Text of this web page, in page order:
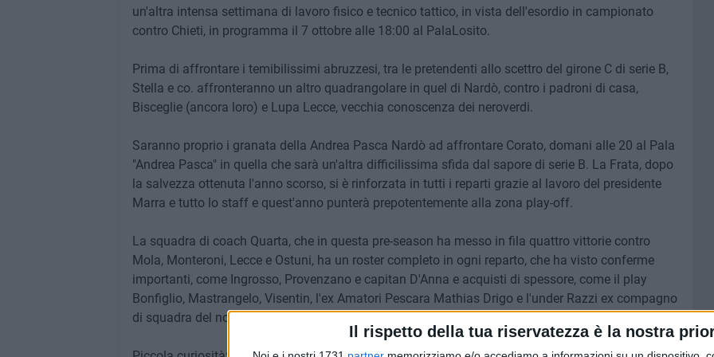
Il rispetto della tua riservatezza è la nostra
un'altra intensa settimana di lavoro fisico e tecnico tattico, in vista dell'esordio in campionato
contro Chieti, in programma il 7 ottobre alle 18:00 al PalaLosito.
Prima di affrontare i temibilissimi abruzzesi, tra le pretendenti allo scettro del girone C di serie B,
Stella e co. affronteranno un altro quadrangolare in quel di Nardò, contro i padroni di casa,
Bisceglie (ancora loro) e Lupa Lecce, vecchia conoscenza dei neroverdi.
Saranno proprio i granata della Andrea Pasca Nardò ad affrontare Corato, domani alle 20 al Pala
"Andrea Pasca" in quella che sarà un'altra difficilissima sfida dal sapore di serie B. La Frata, dopo
la salvezza ottenuta l'anno scorso, si è rinforzata in tutti i reparti grazie al lavoro del presidente
Marra e tutto lo staff e quest'anno punterà prepotentemente alla zona play-off.
La squadra di coach Quarta, che in questa pre-season ha messo in fila quattro vittorie contro
Mola, Monteroni, Lecce e Ostuni, ha un roster completo in ogni reparto, che ha visto conferme
importanti, come Ingrosso, Provenzano e capitan D'Anna e acquisti di spessore, come il play
Bonfiglio, Mastrangelo, Visentin, l'ex Amatori Pescara Mathias Drigo e l'under Razzi ex compagno
di squadra del nostro Smorra ad Isernia.